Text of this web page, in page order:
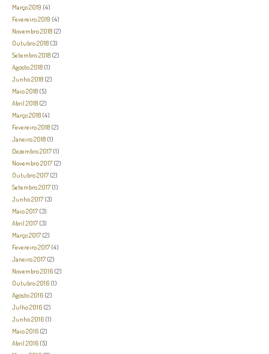
Março 2019 (4)
Fevereiro 2019 (4)
Novembro 2018 (2)
Outubro 2018 (3)
Setembro 2018 (2)
Agosto 2018 (1)
Junho 2018 (2)
Maio 2018 (5)
Abril 2018 (2)
Março 2018 (4)
Fevereiro 2018 (2)
Janeiro 2018 (1)
Dezembro 2017 (1)
Novembro 2017 (2)
Outubro 2017 (2)
Setembro 2017 (1)
Junho 2017 (3)
Maio 2017 (3)
Abril 2017 (3)
Março 2017 (2)
Fevereiro 2017 (4)
Janeiro 2017 (2)
Novembro 2016 (2)
Outubro 2016 (1)
Agosto 2016 (2)
Julho 2016 (2)
Junho 2016 (1)
Maio 2016 (2)
Abril 2016 (5)